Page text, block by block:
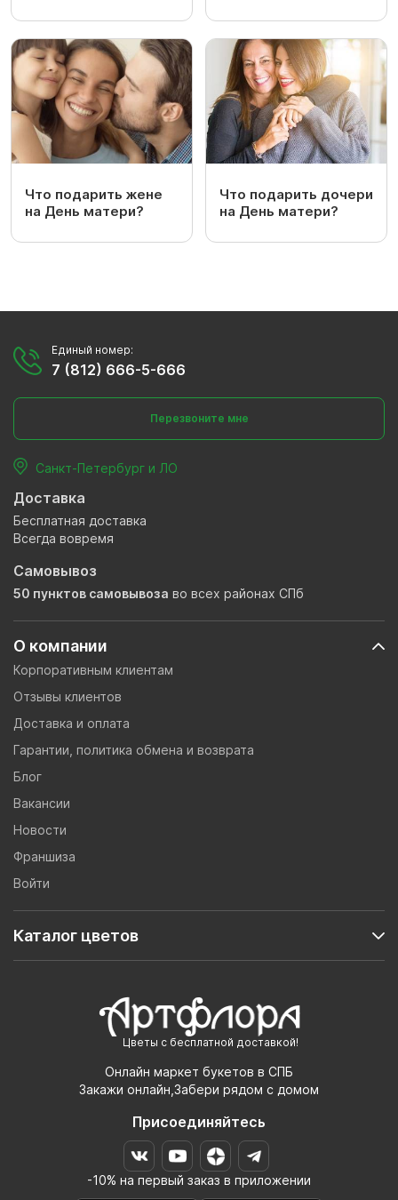
Что подарить жене
на День матери?
Что подарить дочери
на День матери?
Цветы с бесплатной доставкой!
Онлайн маркет букетов в СПБ
Закажи онлайн,Забери рядом с домом
Присоединяйтесь
-10% на первый заказ в приложении
О компании
Корпоративным клиентам
Отзывы клиентов
Доставка и оплата
Гарантии, политика обмена и возврата
Блог
Вакансии
Новости
Франшиза
Войти
Каталог цветов
Единый номер:
7 (812) 666-5-666
Перезвоните мне
Санкт-Петербург и ЛО
Доставка
Бесплатная доставка
Всегда вовремя
Самовывоз
50 пунктов самовывоза во всех районах СПб